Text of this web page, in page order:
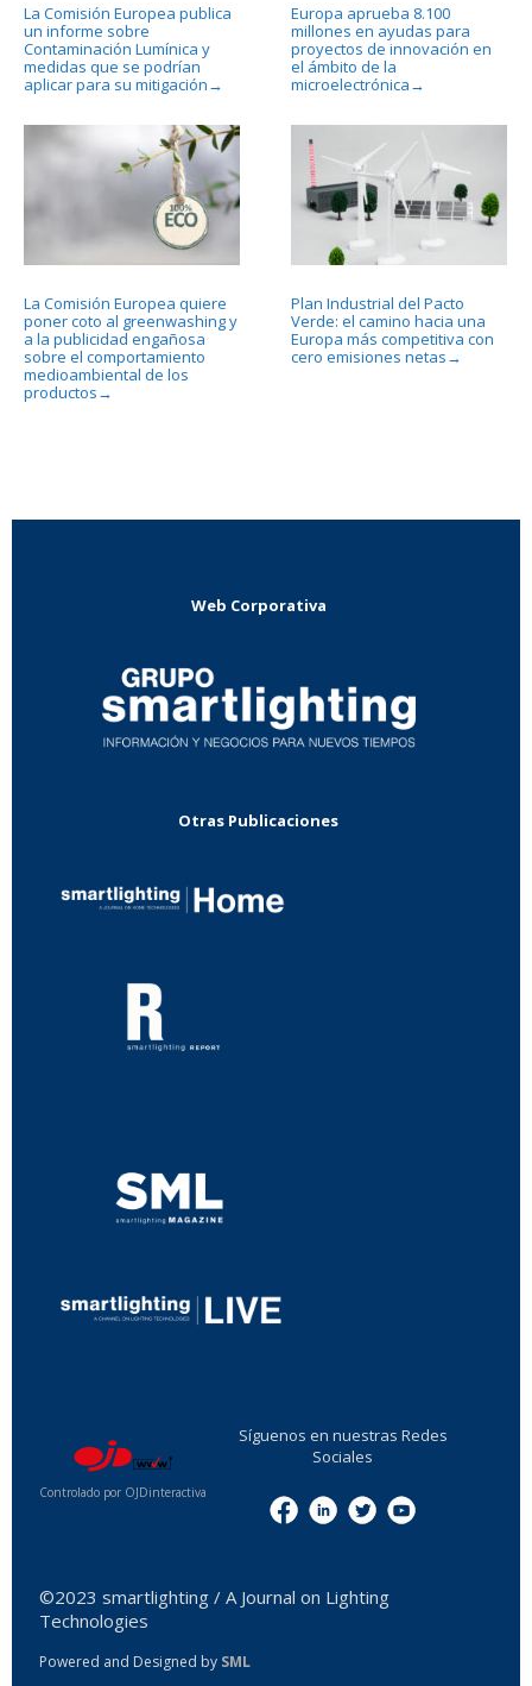
La Comisión Europea publica
un informe sobre
Contaminación Lumínica y
medidas que se podrían
aplicar para su mitigación →
Europa aprueba 8.100
millones en ayudas para
proyectos de innovación en
el ámbito de la
microelectrónica →
La Comisión Europea quiere
poner coto al greenwashing y
a la publicidad engañosa
sobre el comportamiento
medioambiental de los
productos →
Plan Industrial del Pacto
Verde: el camino hacia una
Europa más competitiva con
cero emisiones netas →
Web Corporativa
Otras Publicaciones
Controlado por OJDinteractiva
Síguenos en nuestras Redes
Sociales
©2023 smartlighting / A Journal on Lighting
Technologies
Powered and Designed by SML